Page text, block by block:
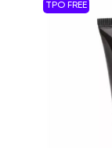
TPO FREE